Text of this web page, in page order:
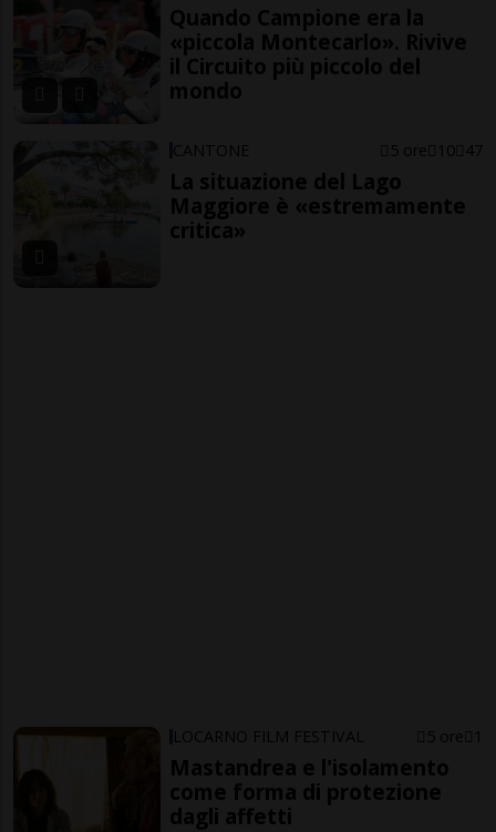
Quando Campione era la
«piccola Montecarlo». Rivive
il Circuito più piccolo del
mondo
CANTONE 5 ore 10 47
La situazione del Lago
Maggiore è «estremamente
critica»
LOCARNO FILM FESTIVAL 5 ore 1
Mastandrea e l'isolamento
come forma di protezione
dagli affetti